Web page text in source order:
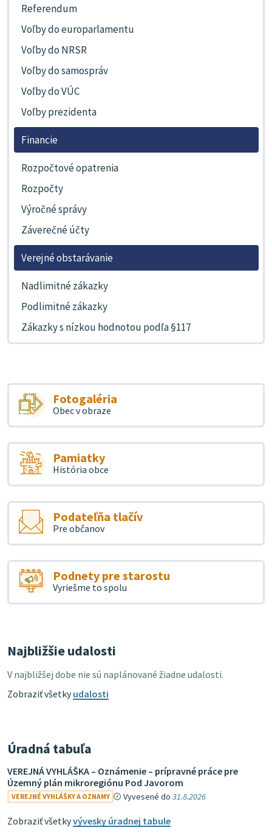
Referendum
Voľby do europarlamentu
Voľby do NRSR
Voľby do samospráv
Voľby do VÚC
Voľby prezidenta
Financie
Rozpočtové opatrenia
Rozpočty
Výročné správy
Záverečné účty
Verejné obstarávanie
Nadlimitné zákazky
Podlimitné zákazky
Zákazky s nízkou hodnotou podľa §117
Fotogaléria
Obec v obraze
Pamiatky
História obce
Podateľňa tlačív
Pre občanov
Podnety pre starostu
Vyriešme to spolu
Najbližšie udalosti
V najbližšej dobe nie sú naplánované žiadne udalosti.
Zobraziť všetkyudalosti
Úradná tabuľa
VEREJNÁ VYHLÁŠKA – Oznámenie – prípravné práce pre
Územný plán mikroregiónu Pod Javorom
VEREJNÉ VYHLÁŠKY A OZNAMY Vyvesené do31.8.2026
Zobraziť všetkyvývesky úradnej tabule